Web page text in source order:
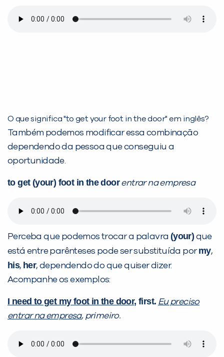
O que significa "to get your foot in the door" em inglês?
Também podemos modificar essa combinação
dependendo da pessoa que conseguiu a
oportunidade.
to get (your) foot in the door entrar na empresa
Perceba que podemos trocar a palavra (your) que
está entre parênteses pode ser substituída pormy,
his, her, dependendo do que quiser dizer.
Acompanhe os exemplos:
I need to get my foot in the door, first. Eu preciso
entrar na empresa, primeiro.